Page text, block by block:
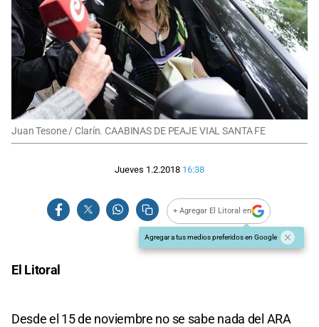
Juan Tesone / Clarín. CAABINAS DE PEAJE VIAL SANTA FE
Jueves 1.2.2018 16:38
+ Agregar El Litoral en
Agregar a tus medios preferidos en Google
El Litoral
Desde el 15 de noviembre no se sabe nada del ARA